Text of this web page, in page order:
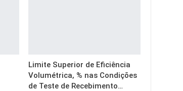
Limite Superior de Eficiência
Volumétrica, % nas Condições
de Teste de Recebimento…